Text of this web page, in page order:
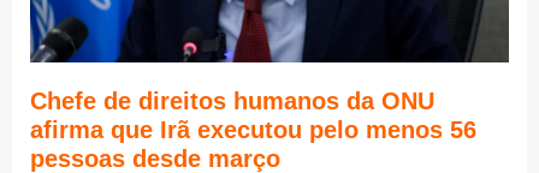
Chefe de direitos humanos da ONU
afirma que Irã executou pelo menos 56
pessoas desde março